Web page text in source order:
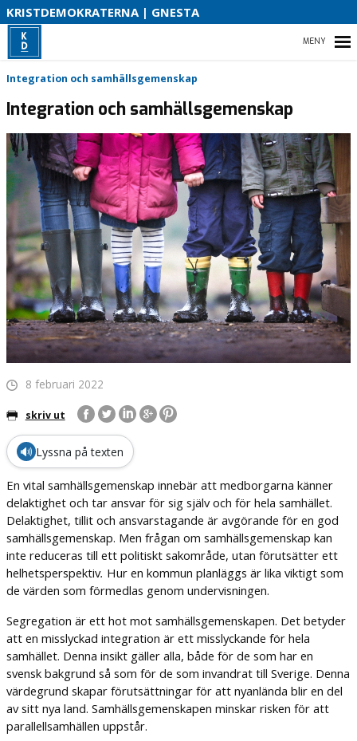
KRISTDEMOKRATERNA | GNESTA
HEM
VÅR IDEOLOGI
VÅR POLITIK I KOMMUNEN
VÅR PARTIAVDELNING
Integration och samhällsgemenskap
Integration och samhällsgemenskap
8 februari 2022
skriv ut
🔊 Lyssna på texten
En vital samhällsgemenskap innebär att medborgarna känner
delaktighet och tar ansvar för sig själv och för hela samhället.
Delaktighet, tillit och ansvarstagande är avgörande för en god
samhällsgemenskap. Men frågan om samhällsgemenskap kan
inte reduceras till ett politiskt sakområde, utan förutsätter ett
helhetsperspektiv. Hur en kommun planläggs är lika viktigt som
de värden som förmedlas genom undervisningen.
Segregation är ett hot mot samhällsgemenskapen. Det betyder
att en misslyckad integration är ett misslyckande för hela
samhället. Denna insikt gäller alla, både för de som har en
svensk bakgrund så som för de som invandrat till Sverige. Denna
värdegrund skapar förutsättningar för att nyanlända blir en del
av sitt nya land. Samhällsgemenskapen minskar risken för att
parallellsamhällen uppstår.